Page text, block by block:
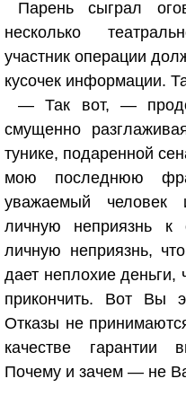
Парень сыграл
несколько
участник операции
кусочек информации.
— Так вот, —
смущенно
тунике, подаренной
мою последнюю
уважаемый человек
личную неприязнь к
личную неприязнь,
дает неплохие деньги,
прикончить. Вот Вы
Отказы не
качестве гарантии
Почему и зачем — не